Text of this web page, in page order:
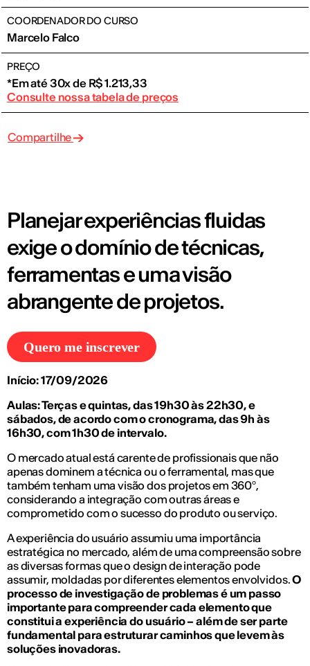
COORDENADOR DO CURSO
Marcelo Falco
PREÇO
*Em até 30x de R$ 1.213,33
Consulte nossa tabela de preços
Compartilhe
Planejar experiências fluidas
exige o domínio de técnicas,
ferramentas e uma visão
abrangente de projetos.
Quero me inscrever
Início: 17/09/2026
Aulas: Terças e quintas, das 19h30 às 22h30, e
sábados, de acordo com o cronograma, das 9h às
16h30, com 1h30 de intervalo.
O mercado atual está carente de profissionais que não
apenas dominem a técnica ou o ferramental, mas que
também tenham uma visão dos projetos em 360º,
considerando a integração com outras áreas e
comprometido com o sucesso do produto ou serviço.
A experiência do usuário assumiu uma importância
estratégica no mercado, além de uma compreensão sobre
as diversas formas que o design de interação pode
assumir, moldadas por diferentes elementos envolvidos.O
processo de investigação de problemas é um passo
importante para compreender cada elemento que
constitui a experiência do usuário – além de ser parte
fundamental para estruturar caminhos que levem às
soluções inovadoras.